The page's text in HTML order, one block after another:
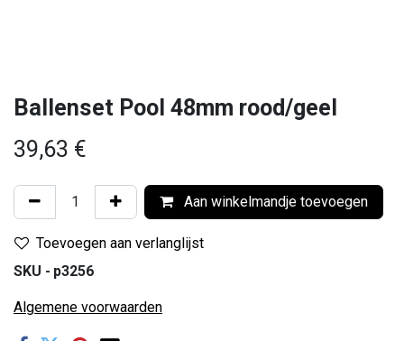
Ballenset Pool 48mm rood/geel
39,63 €
Aan winkelmandje toevoegen
Toevoegen aan verlanglijst
SKU - p3256
Algemene voorwaarden